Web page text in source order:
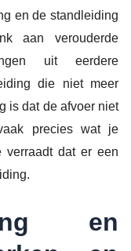
en de standleiding
aan verouderde
uit eerdere
die niet meer
is dat de afvoer niet
precies wat je
verraadt dat er een
en